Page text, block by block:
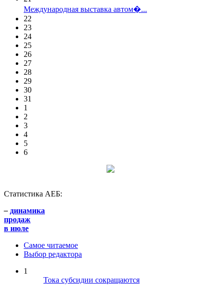
Международная выставка автом�...
22
23
24
25
26
27
28
29
30
31
1
2
3
4
5
6
Статистика АЕБ:
– динамика
продаж
в июле
Самое читаемое
Выбор редактора
1
Тока субсидии сокращаются